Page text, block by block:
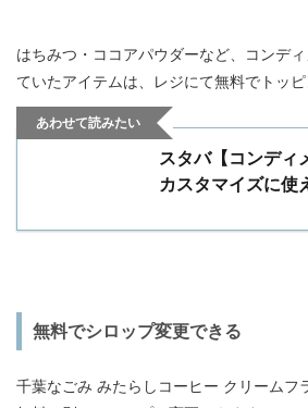
はちみつ・ココアパウダーなど、コンデ
ていたアイテムは、レジにて無料でトッピ
あわせて読みたい
スタバ【コンディ
カスタマイズに使
無料でシロップ変更できる
千葉なごみ みたらしコーヒー クリームフ